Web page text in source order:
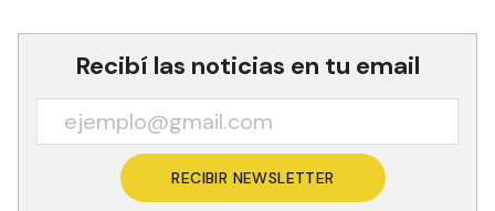
Recibí las noticias en tu email
RECIBIR NEWSLETTER